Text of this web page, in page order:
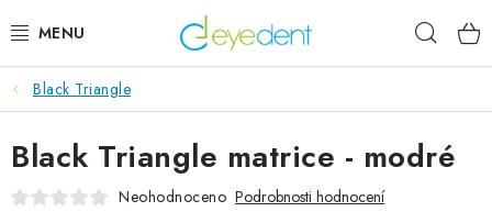
na
E-SHOP
IMPLANTÁTY GLOBAL D
NOVINKY
Black Triangle
Black Triangle matrice - modré
Neohodnoceno Podrobnosti hodnocení